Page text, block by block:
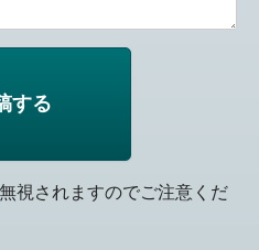
視されますのでご注意くだ